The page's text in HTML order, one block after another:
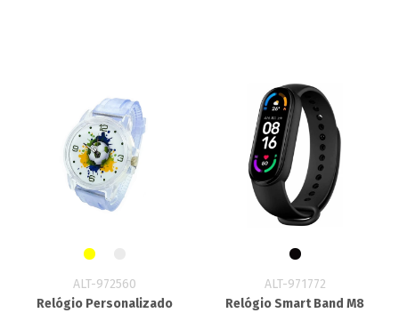
ALT-972560
Relógio Personalizado
ALT-971772
Relógio Smart Band M8